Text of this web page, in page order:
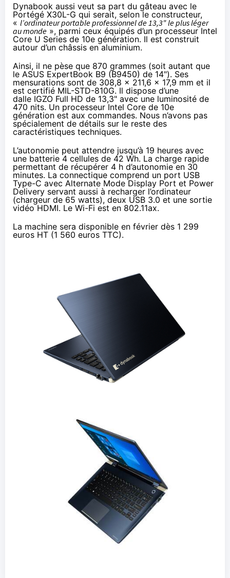
Dynabook aussi veut sa part du gâteau avec le
Portégé X30L-G qui serait, selon le constructeur,
« l’ordinateur portable professionnel de 13,3" le plus léger
au monde », parmi ceux équipés d’un processeur Intel
Core U Series de 10e génération. Il est construit
autour d’un châssis en aluminium.
Ainsi, il ne pèse que 870 grammes (soit autant que
le ASUS ExpertBook B9 (B9450) de 14"). Ses
mensurations sont de 308,8 x 211,6 x 17,9 mm et il
est certifié MIL-STD-810G. Il dispose d’une
dalle IGZO Full HD de 13,3" avec une luminosité de
470 nits. Un processeur Intel Core de 10e
génération est aux commandes. Nous n’avons pas
spécialement de détails sur le reste des
caractéristiques techniques.
L’autonomie peut attendre jusqu’à 19 heures avec
une batterie 4 cellules de 42 Wh. La charge rapide
permettant de récupérer 4 h d’autonomie en 30
minutes. La connectique comprend un port USB
Type-C avec Alternate Mode Display Port et Power
Delivery servant aussi à recharger l’ordinateur
(chargeur de 65 watts), deux USB 3.0 et une sortie
vidéo HDMI. Le Wi-Fi est en 802.11ax.
La machine sera disponible en février dès 1 299
euros HT (1 560 euros TTC).